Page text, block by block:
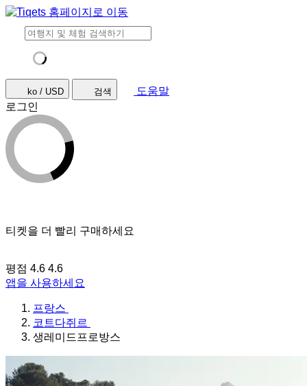
ko / USD 검색
도움말
로그인
티켓을 더 빨리 구매하세요
평점 4.6 4.6
앱을 사용하세요
프랑스
코트다쥐르
생레미드프로방스